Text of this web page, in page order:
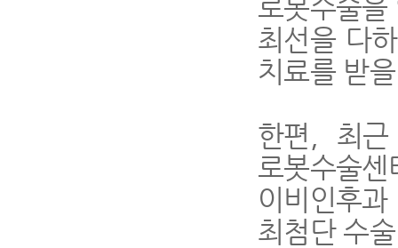
최선을 다
치료를 받
한편
최
로봇수술
이비인후
최첨단 수